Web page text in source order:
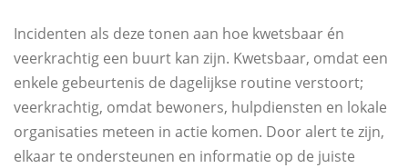
Incidenten als deze tonen aan hoe kwetsbaar én
veerkrachtig een buurt kan zijn. Kwetsbaar, omdat een
enkele gebeurtenis de dagelijkse routine verstoort;
veerkrachtig, omdat bewoners, hulpdiensten en lokale
organisaties meteen in actie komen. Door alert te zijn,
elkaar te ondersteunen en informatie op de juiste